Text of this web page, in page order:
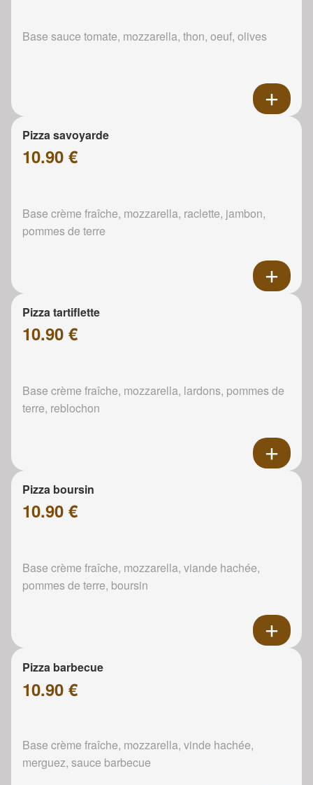
Base sauce tomate, mozzarella, thon, oeuf, olives
Pizza savoyarde
10.90 €
Base crème fraîche, mozzarella, raclette, jambon,
pommes de terre
Pizza tartiflette
10.90 €
Base crème fraîche, mozzarella, lardons, pommes de
terre, reblochon
Pizza boursin
10.90 €
Base crème fraîche, mozzarella, viande hachée,
pommes de terre, boursin
Pizza barbecue
10.90 €
Base crème fraîche, mozzarella, vinde hachée,
merguez, sauce barbecue